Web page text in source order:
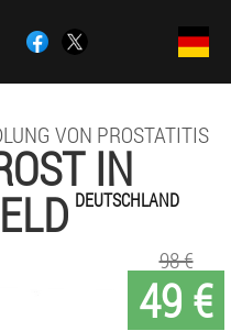
VON PROSTATITIS
IN
DEUTSCHLAND
49 €
98 €